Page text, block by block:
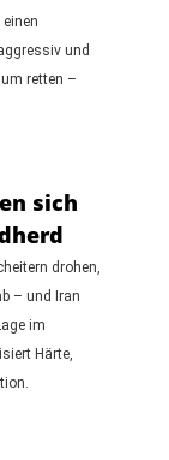
und
retten –
sich
drohen,
– und Iran
im
Härte,